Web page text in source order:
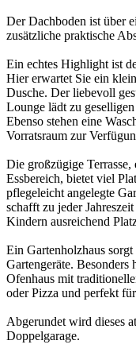
Der Dachboden ist über
zusätzliche praktische
Ein echtes Highlight ist
Hier erwartet Sie ein
Dusche. Der liebevoll
Lounge lädt zu
Ebenso stehen eine
Vorratsraum zur
Die großzügige
Essbereich, bietet viel
pflegeleicht angelegte
schafft zu jeder
Kindern ausreichend
Ein Gartenholzhaus
Gartengeräte. Besonders
Ofenhaus mit
oder Pizza und perfekt
Abgerundet wird dieses
Doppelgarage.